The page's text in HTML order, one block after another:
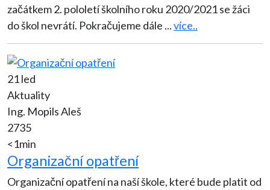
začátkem 2. pololetí školního roku 2020/2021 se žáci
do škol nevrátí. Pokračujeme dále ...více..
21 led
Aktuality
Ing. Mopils Aleš
2735
<1min
Organizační opatření
Organizační opatření na naší škole, které bude platit od